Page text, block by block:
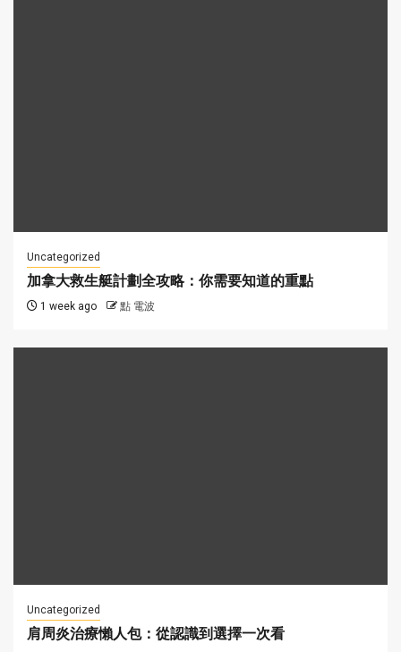
Uncategorized
加拿大救生艇計劃全攻略：你需要知道的重點
1 week ago 點 電波
Uncategorized
肩周炎治療懶人包：從認識到選擇一次看